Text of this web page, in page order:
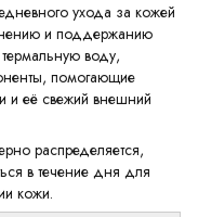
ухода за кожей
и поддержанию
воду,
помогающие
и её свежий внешний
распределяется,
в течение дня для
кожи.